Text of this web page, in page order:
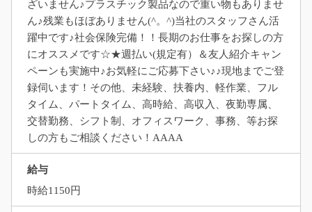
ざいません♪プラスチック製品なので重い物もありませ
ん♪残業もほぼありません(^。^)当社のスタッフさん活
躍中です♪社会保険完備！！長期のお仕事をお探しの方
にオススメです☆★週払い(規定有）＆友人紹介キャン
ペーンも実施中♪お気軽にご応募下さい♪♪現地までご登
録伺います！その他、未経験、扶養内、軽作業、フル
タイム、パートタイム、高時給、高収入、夜勤専属、
交替勤務、シフト制、オフィスワーク、事務、等お探
しの方もご相談ください！AAAA
給与
時給1150円